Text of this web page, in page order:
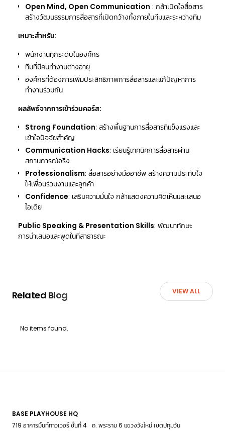
Open Mind, Open Communication : กล้าเปิดใจสื่อสาร
สร้างวัฒนธรรมการสื่อสารที่เปิดกว้างทั้งภายในทีมและระหว่างทีม
เหมาะสำหรับ:
พนักงานทุกระดับในองค์กร
ทีมที่มีคนทำงานต่างอายุ
องค์กรที่ต้องการเพิ่มประสิทธิภาพการสื่อสารและแก้ปัญหาการ
ทำงานร่วมกัน
ผลลัพธ์จากการเข้าร่วมคอร์ส:
Strong Foundation: สร้างพื้นฐานการสื่อสารที่แข็งแรงและ
เข้าใจปัจจัยสำคัญ
Communication Hacks: เรียนรู้เทคนิคการสื่อสารผ่าน
สถานการณ์จริง
Professionalism: สื่อสารอย่างมืออาชีพ สร้างความประทับใจ
ให้เพื่อนร่วมงานและลูกค้า
Confidence: เสริมความมั่นใจ กล้าแสดงความคิดเห็นและเสนอ
ไอเดีย
Public Speaking & Presentation Skills: พัฒนาทักษะ
การนำเสนอและพูดในที่สาธารณะ
Related Blog VIEW ALL
No items found.
BASE PLAYHOUSE HQ
719 อาคารมิ้นท์ทาวเวอร์ ชั้นที่ 4 ถ. พระราม 6 แขวงวังใหม่ เขตปทุมวัน